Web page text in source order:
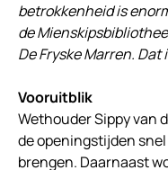
betrokkenheid is
de
De Fryske Marren.
Vooruitblik
Wethouder Sippy van
de openingstijden
brengen. Daarnaast